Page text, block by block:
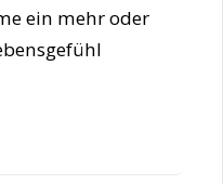
ein mehr oder